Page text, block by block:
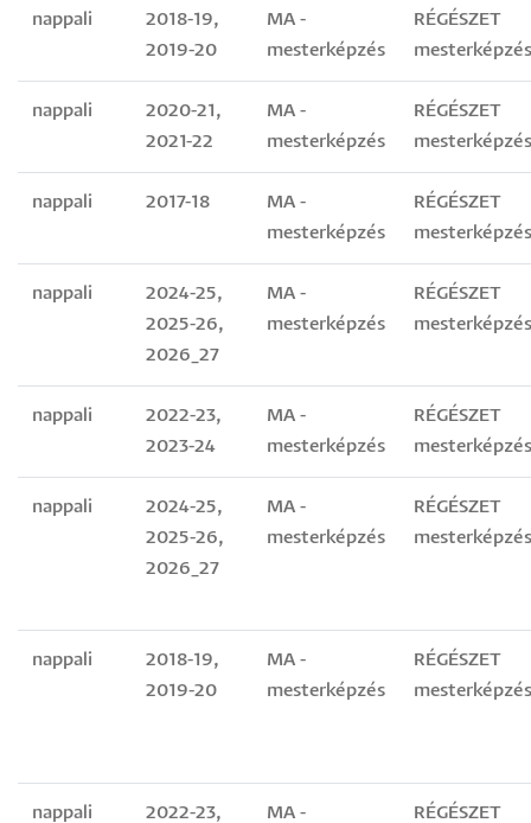
nappali
2018-19,
2019-20
MA -
mesterképzés
RÉGÉSZET
nappali
2020-21,
2021-22
MA -
mesterképzés
RÉGÉSZET
nappali 2017-18
MA -
mesterképzés
RÉGÉSZET
nappali
2024-25,
2025-26,
2026_27
MA -
mesterképzés
RÉGÉSZET
nappali
2022-23,
2023-24
MA -
mesterképzés
RÉGÉSZET
nappali
2024-25,
2025-26,
2026_27
MA -
mesterképzés
RÉGÉSZET
nappali
2018-19,
2019-20
MA -
mesterképzés
RÉGÉSZET
nappali
2022-23,
MA -
RÉGÉSZET